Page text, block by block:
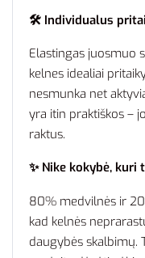
🛠️ Individualus
Elastingas juosmuo
kelnes idealiai
nesmunka net
yra itin praktiškos –
raktus.
✨ Nike kokybė, kuri
80% medvilnės ir
kad kelnės
daugybės skalbimų.